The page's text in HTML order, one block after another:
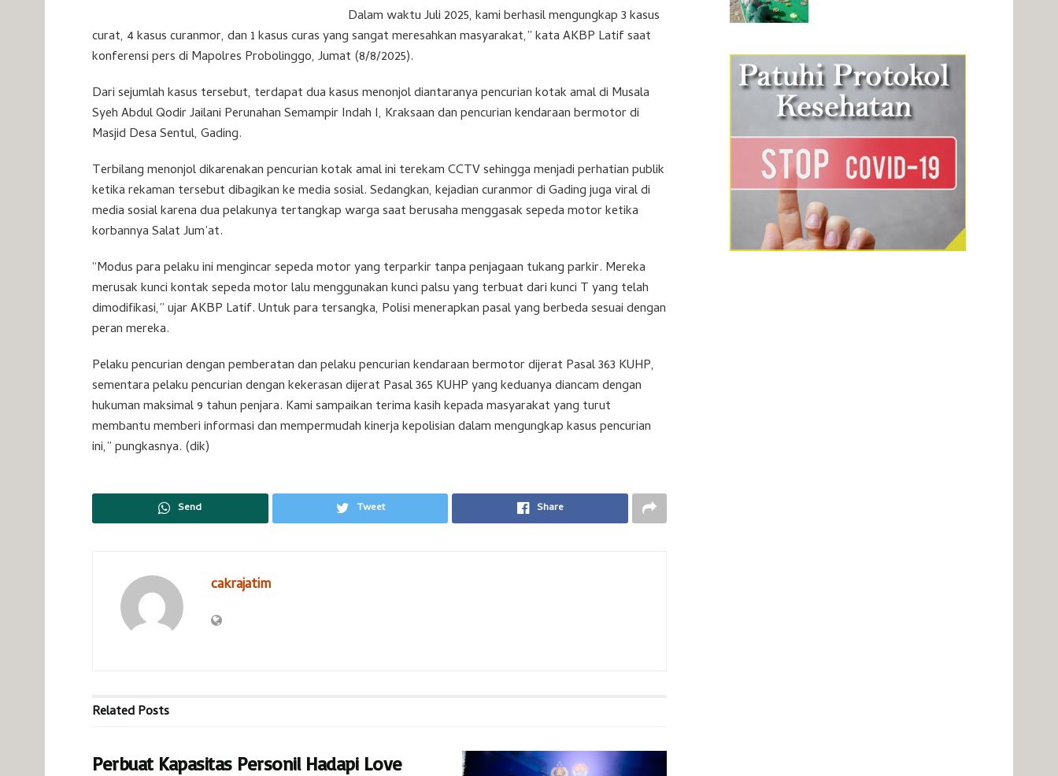
Dalam waktu Juli 2025, kami berhasil mengungkap 3 kasus
curat, 4 kasus curanmor, dan 1 kasus curas yang sangat meresahkan masyarakat,” kata AKBP Latif saat
konferensi pers di Mapolres Probolinggo, Jumat (8/8/2025).
Dari sejumlah kasus tersebut, terdapat dua kasus menonjol diantaranya pencurian kotak amal di Musala
Syeh Abdul Qodir Jailani Perunahan Semampir Indah I, Kraksaan dan pencurian kendaraan bermotor di
Masjid Desa Sentul, Gading.
Terbilang menonjol dikarenakan pencurian kotak amal ini terekam CCTV sehingga menjadi perhatian publik
ketika rekaman tersebut dibagikan ke media sosial. Sedangkan, kejadian curanmor di Gading juga viral di
media sosial karena dua pelakunya tertangkap warga saat berusaha menggasak sepeda motor ketika
korbannya Salat Jum’at.
“Modus para pelaku ini mengincar sepeda motor yang terparkir tanpa penjagaan tukang parkir. Mereka
merusak kunci kontak sepeda motor lalu menggunakan kunci palsu yang terbuat dari kunci T yang telah
dimodifikasi,” ujar AKBP Latif. Untuk para tersangka, Polisi menerapkan pasal yang berbeda sesuai dengan
peran mereka.
Pelaku pencurian dengan pemberatan dan pelaku pencurian kendaraan bermotor dijerat Pasal 363 KUHP,
sementara pelaku pencurian dengan kekerasan dijerat Pasal 365 KUHP yang keduanya diancam dengan
hukuman maksimal 9 tahun penjara. Kami sampaikan terima kasih kepada masyarakat yang turut
membantu memberi informasi dan mempermudah kinerja kepolisian dalam mengungkap kasus pencurian
ini,” pungkasnya. (dik)
Send Tweet Share
cakrajatim
RelatedPosts
Perbuat Kapasitas Personil Hadapi Love